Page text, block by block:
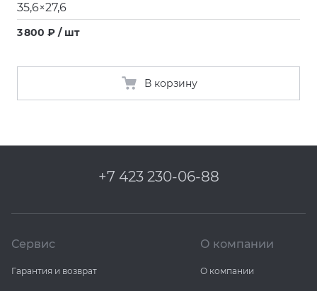
35,6×27,6
3 800 ₽ / шт
В корзину
+7 423 230-06-88
Сервис
Гарантия и возврат
О компании
О компании